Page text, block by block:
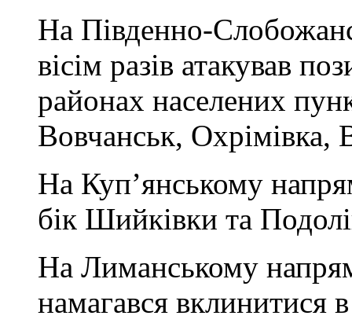
На Південно-
вісім разів атакував
районах населених
Вовчанськ, Охрімівка,
На Куп’янському
бік Шийківки та
На Лиманському
намагався вклинитися